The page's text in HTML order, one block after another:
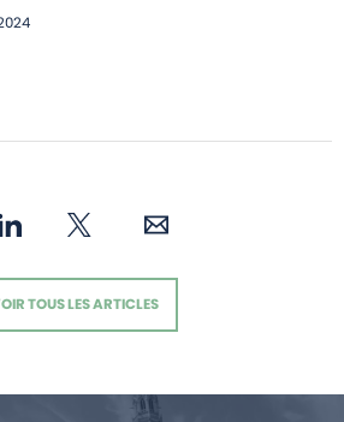
TOUS LES ARTICLES